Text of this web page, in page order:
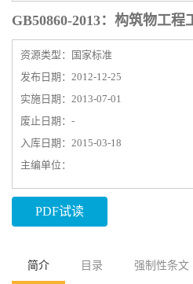
GB50860-2013：构筑物工程
资源类型：国家标准
发布日期：2012-12-25
实施日期：2013-07-01
废止日期：-
入库日期：2015-03-18
主编单位：
PDF试读
简介 目录 强制性条文